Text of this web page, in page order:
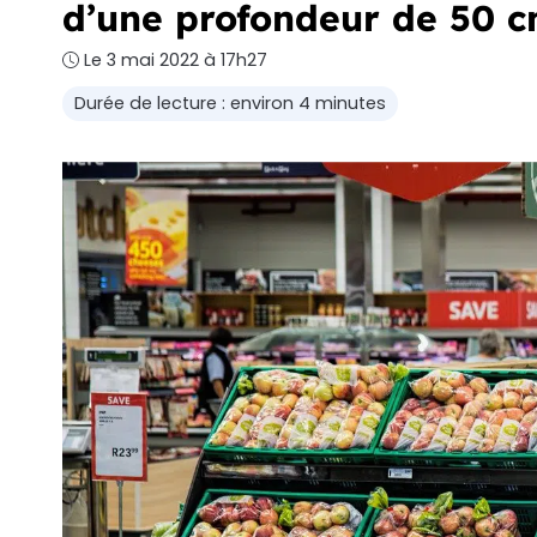
d’une profondeur de 50
Le 3 mai 2022 à 17h27
Durée de lecture : environ 4 minutes